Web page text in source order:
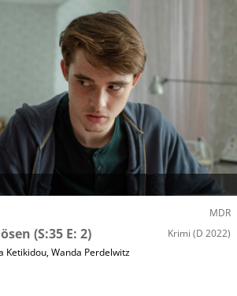
MDR
(S:35 E: 2) Krimi (D 2022)
Ketikidou,Wanda Perdelwitz